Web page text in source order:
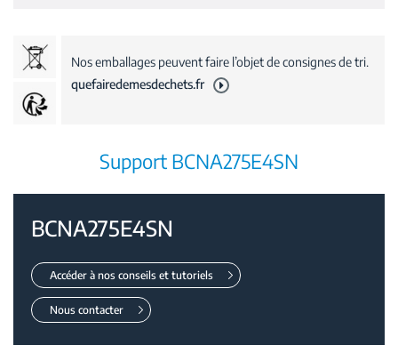
Nos emballages peuvent faire l’objet de consignes de tri.
quefairedemesdechets.fr
Support BCNA275E4SN
BCNA275E4SN
Accéder à nos conseils et tutoriels
Nous contacter